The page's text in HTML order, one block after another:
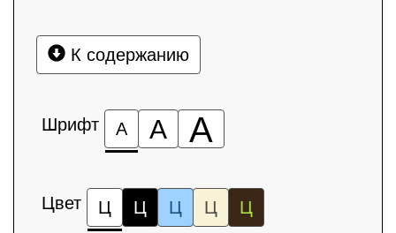
К содержанию
Шрифт А А А
Цвет Ц Ц Ц Ц Ц